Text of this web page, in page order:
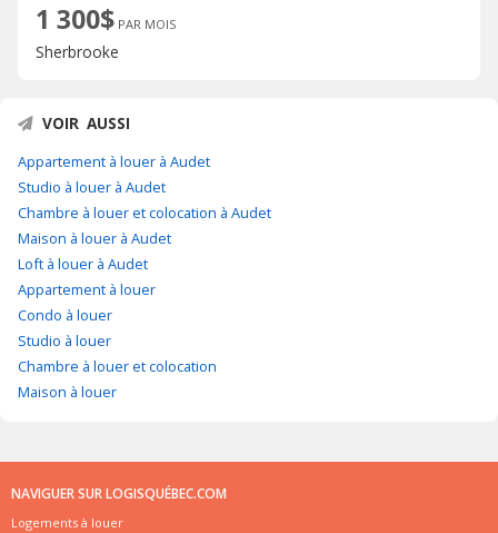
1 300$ PAR MOIS
Sherbrooke
VOIR AUSSI
Appartement à louer à Audet
Studio à louer à Audet
Chambre à louer et colocation à Audet
Maison à louer à Audet
Loft à louer à Audet
Appartement à louer
Condo à louer
Studio à louer
Chambre à louer et colocation
Maison à louer
NAVIGUER SUR LOGISQUÉBEC.COM
Logements à louer